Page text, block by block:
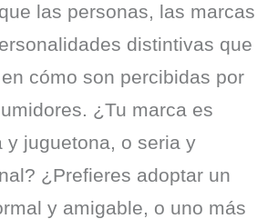
las personas, las marcas
distintivas que
cómo son percibidas por
¿Tu marca es
y juguetona, o seria y
¿Prefieres adoptar un
y amigable, o uno más